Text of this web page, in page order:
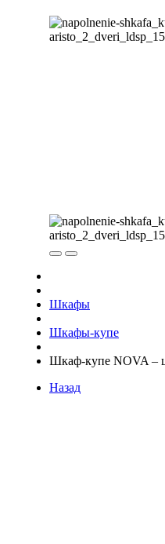
Шкафы
Шкафы-купе
Шкаф-купе NOVA –
Назад